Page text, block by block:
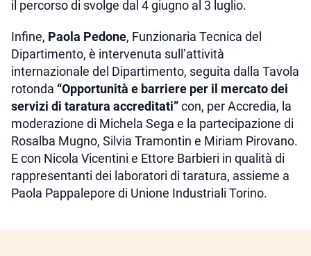
il percorso di svolge dal 4 giugno al 3 luglio.
Infine, Paola Pedone, Funzionaria Tecnica del
Dipartimento, è intervenuta sull’attività
internazionale del Dipartimento, seguita dalla Tavola
rotonda “Opportunità e barriere per il mercato dei
servizi di taratura accreditati”con, per Accredia, la
moderazione di Michela Sega e la partecipazione di
Rosalba Mugno, Silvia Tramontin e Miriam Pirovano.
E con Nicola Vicentini e Ettore Barbieri in qualità di
rappresentanti dei laboratori di taratura, assieme a
Paola Pappalepore di Unione Industriali Torino.